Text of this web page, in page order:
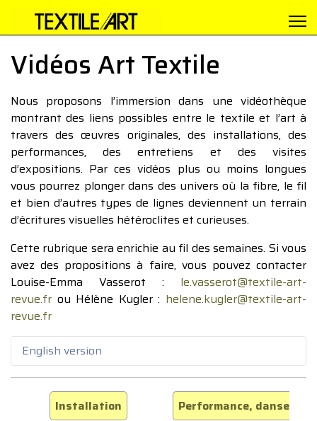
Vidéos Art Textile
Nous proposons l’immersion dans une vidéothèque
montrant des liens possibles entre le textile et l’art à
travers des œuvres originales, des installations, des
performances, des entretiens et des visites
d’expositions. Par ces vidéos plus ou moins longues
vous pourrez plonger dans des univers où la fibre, le fil
et bien d’autres types de lignes deviennent un terrain
d’écritures visuelles hétéroclites et curieuses.
Cette rubrique sera enrichie au fil des semaines. Si vous
avez des propositions à faire, vous pouvez contacter
Louise-Emma Vasserot : le.vasserot@textile-art-
revue.fr ou Hélène Kugler : helene.kugler@textile-art-
revue.fr
English version
Installation
Performance, danse